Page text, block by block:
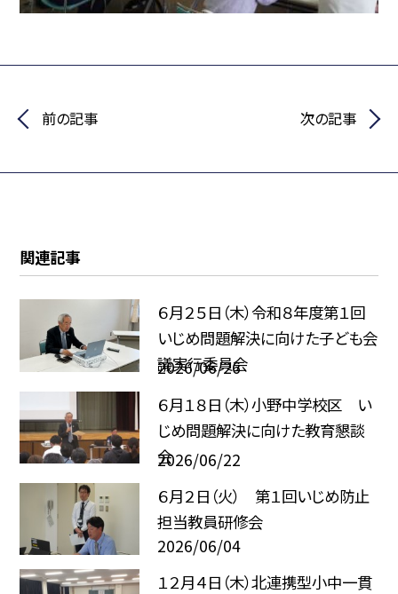
前の記事 次の記事
関連記事
６月２５日（木）令和８年度第１回
いじめ問題解決に向けた子ども会
議実行委員会
2026/06/26
６月１８日（木）小野中学校区 い
じめ問題解決に向けた教育懇談
会
2026/06/22
６月２日（火） 第１回いじめ防止
担当教員研修会
2026/06/04
１２月４日（木）北連携型小中一貫